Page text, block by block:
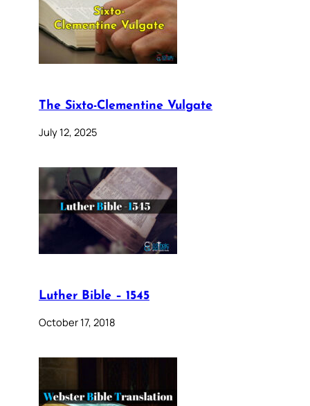
The Sixto-Clementine Vulgate
July 12, 2025
Luther Bible – 1545
October 17, 2018